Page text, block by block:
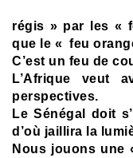
régis » par les «
que le « feu
C’est un feu de
L’Afrique veut
perspectives.
Le Sénégal doit
d’où jaillira la
Nous jouons une